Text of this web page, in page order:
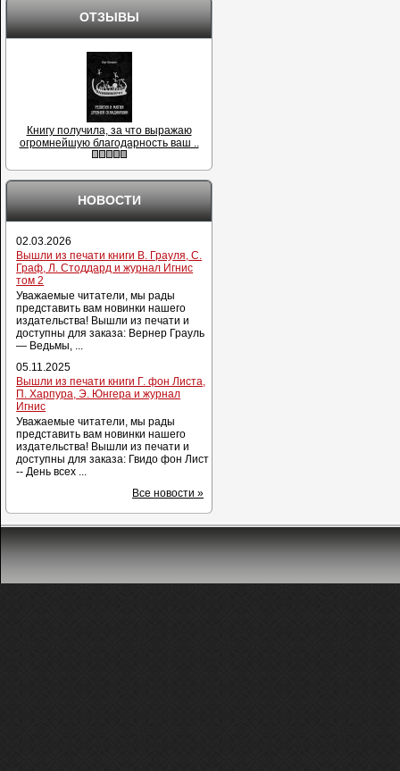
ОТЗЫВЫ
Книгу получила, за что выражаю
огромнейшую благодарность ваш ..
НОВОСТИ
02.03.2026
Вышли из печати книги В. Грауля, С.
Граф, Л. Стоддард и журнал Игнис
том 2
Уважаемые читатели, мы рады
представить вам новинки нашего
издательства! Вышли из печати и
доступны для заказа: Вернер Грауль
— Ведьмы, ...
05.11.2025
Вышли из печати книги Г. фон Листа,
П. Харпура, Э. Юнгера и журнал
Игнис
Уважаемые читатели, мы рады
представить вам новинки нашего
издательства! Вышли из печати и
доступны для заказа: Гвидо фон Лист
-- День всех ...
Все новости »